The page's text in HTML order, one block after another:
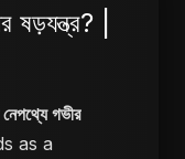
|
গভীর
as a